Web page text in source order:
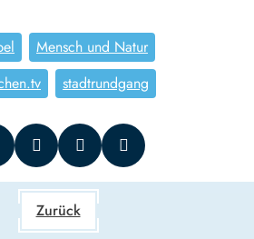
Mensch und Natur
stadtrundgang
Zurück